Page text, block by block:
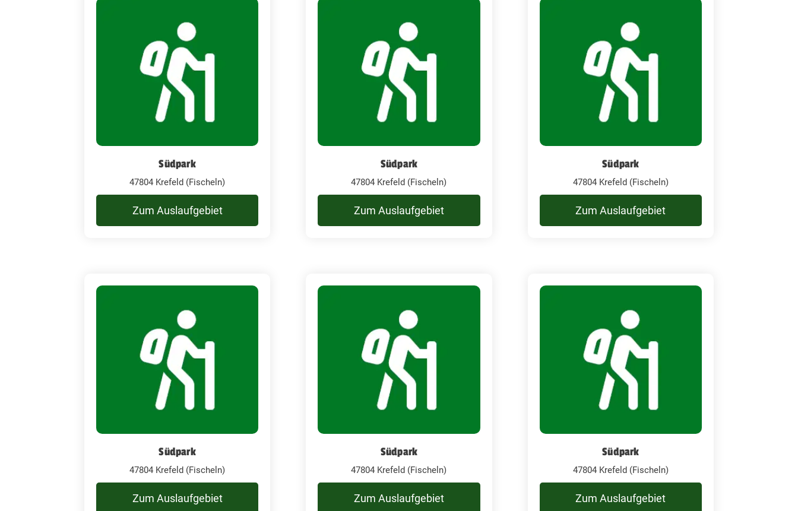
Südpark
47804 Krefeld (Fischeln)
Zum Auslaufgebiet
Südpark
47804 Krefeld (Fischeln)
Zum Auslaufgebiet
Südpark
47804 Krefeld (Fischeln)
Zum Auslaufgebiet
Südpark
47804 Krefeld (Fischeln)
Zum Auslaufgebiet
Südpark
47804 Krefeld (Fischeln)
Zum Auslaufgebiet
Südpark
47804 Krefeld (Fischeln)
Zum Auslaufgebiet